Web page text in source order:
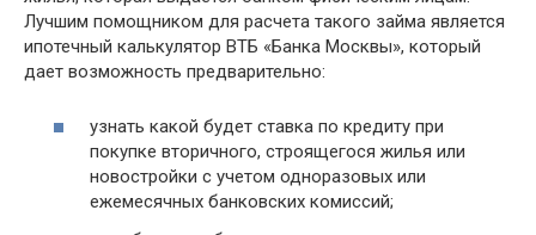
Лучшим помощником для расчета такого займа является
ипотечный калькулятор ВТБ «Банка Москвы», который
дает возможность предварительно:
узнать какой будет ставка по кредиту при
покупке вторичного, строящегося жилья или
новостройки с учетом одноразовых или
ежемесячных банковских комиссий;